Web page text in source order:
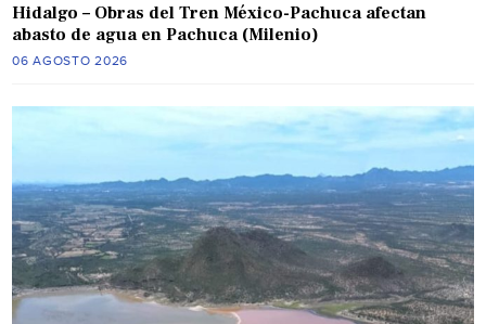
Hidalgo – Obras del Tren México-Pachuca afectan
abasto de agua en Pachuca (Milenio)
06 AGOSTO 2026